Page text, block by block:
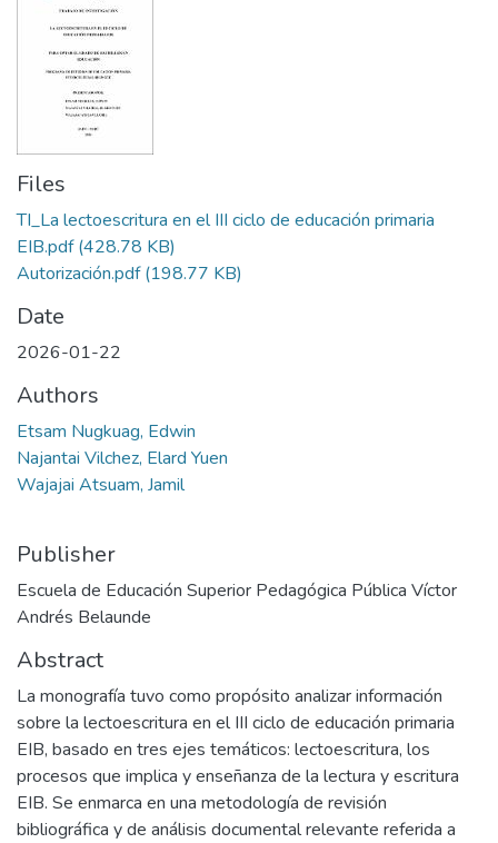
Files
TI_La lectoescritura en el III ciclo de educación primaria
EIB.pdf(428.78 KB)
Autorización.pdf(198.77 KB)
Date
2026-01-22
Authors
Etsam Nugkuag, Edwin
Najantai Vilchez, Elard Yuen
Wajajai Atsuam, Jamil
Publisher
Escuela de Educación Superior Pedagógica Pública Víctor
Andrés Belaunde
Abstract
La monografía tuvo como propósito analizar información
sobre la lectoescritura en el III ciclo de educación primaria
EIB, basado en tres ejes temáticos: lectoescritura, los
procesos que implica y enseñanza de la lectura y escritura
EIB. Se enmarca en una metodología de revisión
bibliográfica y de análisis documental relevante referida a